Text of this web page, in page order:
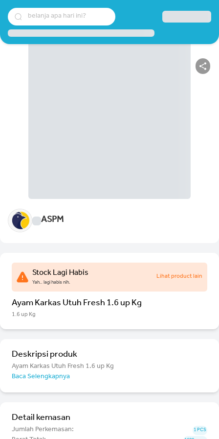
belanja apa hari ini?
ASPM
Stock Lagi Habis
Yah.. lagi habis nih.
Lihat product lain
Ayam Karkas Utuh Fresh 1.6 up Kg
1.6 up Kg
Deskripsi produk
Ayam Karkas Utuh Fresh 1.6 up Kg
Baca Selengkapnya
Detail kemasan
Jumlah Perkemasan: 1 PCS